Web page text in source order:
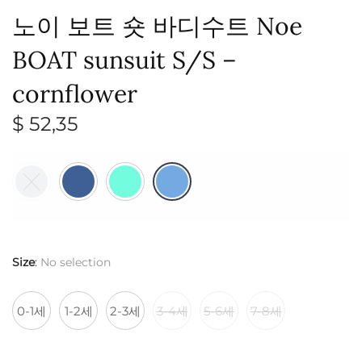
노이 보트 숏 바디수트 Noe
BOAT sunsuit S/S –
cornflower
$ 52,35
Size: No selection
0-1세 1-2세 2-3세 3-4세 5-6세 7-8세